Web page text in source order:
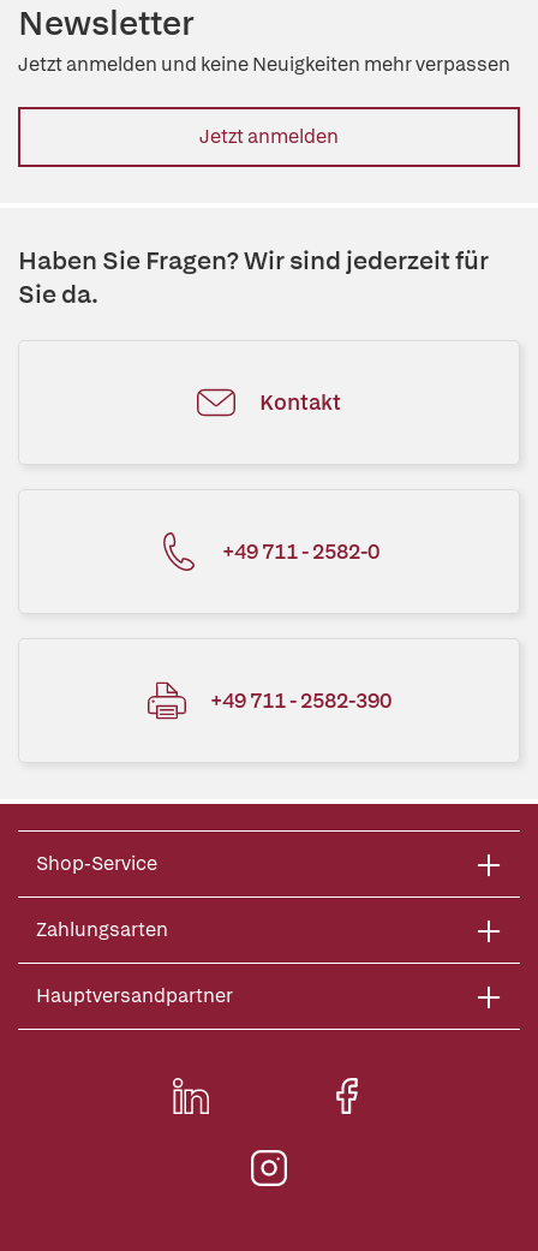
Newsletter
Jetzt anmelden und keine Neuigkeiten mehr verpassen
Jetzt anmelden
Haben Sie Fragen? Wir sind jederzeit für
Sie da.
Kontakt
+49 711 - 2582-0
+49 711 - 2582-390
Shop-Service
Zahlungsarten
Hauptversandpartner